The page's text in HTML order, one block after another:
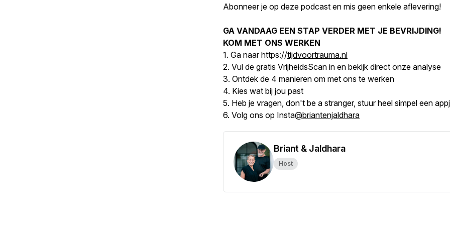
Abonneer je op deze podcast en mis geen enkele aflevering!
GA VANDAAG EEN STAP VERDER MET JE BEVRIJDING!
KOM MET ONS WERKEN
1. Ga naar https://tijdvoortrauma.nl
2. Vul de gratis VrijheidsScan in en bekijk direct onze analyse
3. Ontdek de 4 manieren om met ons te werken
4. Kies wat bij jou past
5. Heb je vragen, don't be a stranger, stuur heel simpel een
6. Volg ons op Insta@briantenjaldhara
Briant & Jaldhara
Host